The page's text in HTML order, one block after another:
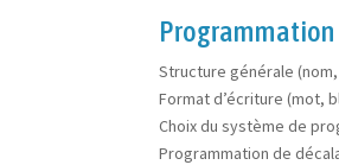
Programmation
Structure générale
Format d’écriture (mot,
Choix du système de
Programmation de